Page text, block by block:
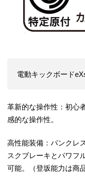
電動キックボード
革新的な操作性：初心
感的な操作性。
高性能装備：パンクレ
スクブレーキとパワフ
可能。（登坂能力は商